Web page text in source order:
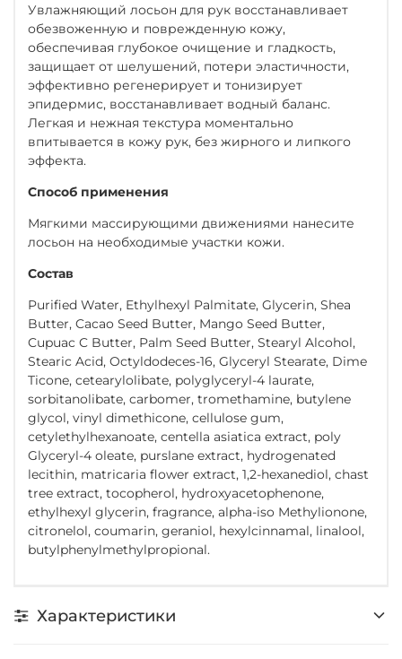
Увлажняющий лосьон для рук восстанавливает
обезвоженную и поврежденную кожу,
обеспечивая глубокое очищение и гладкость,
защищает от шелушений, потери эластичности,
эффективно регенерирует и тонизирует
эпидермис, восстанавливает водный баланс.
Легкая и нежная текстура моментально
впитывается в кожу рук, без жирного и липкого
эффекта.
Способ применения
Мягкими массирующими движениями нанесите
лосьон на необходимые участки кожи.
Состав
Purified Water, Ethylhexyl Palmitate, Glycerin, Shea
Butter, Cacao Seed Butter, Mango Seed Butter,
Cupuac C Butter, Palm Seed Butter, Stearyl Alcohol,
Stearic Acid, Octyldodeces-16, Glyceryl Stearate, Dime
Ticone, cetearylolibate, polyglyceryl-4 laurate,
sorbitanolibate, carbomer, tromethamine, butylene
glycol, vinyl dimethicone, cellulose gum,
cetylethylhexanoate, centella asiatica extract, poly
Glyceryl-4 oleate, purslane extract, hydrogenated
lecithin, matricaria flower extract, 1,2-hexanediol, chast
tree extract, tocopherol, hydroxyacetophenone,
ethylhexyl glycerin, fragrance, alpha-iso Methylionone,
citronelol, coumarin, geraniol, hexylcinnamal, linalool,
butylphenylmethylpropional.
Характеристики